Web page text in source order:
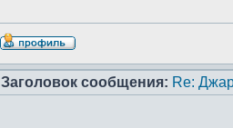
Заголовок сообщения: Re: